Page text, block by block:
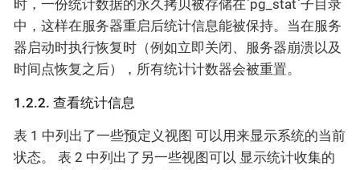
时，一份统计数据的永久拷贝被存储在`pg_stat`子目录
中，这样在服务器重启后统计信息能被保持。当在服务
器启动时执行恢复时（例如立即关闭、服务器崩溃以及
时间点恢复之后），所有统计计数器会被重置。
1.2.2. 查看统计信息
表 1 中列出了一些预定义视图 可以用来显示系统的当前
状态。 表 2 中列出了另一些视图可以 显示统计收集的